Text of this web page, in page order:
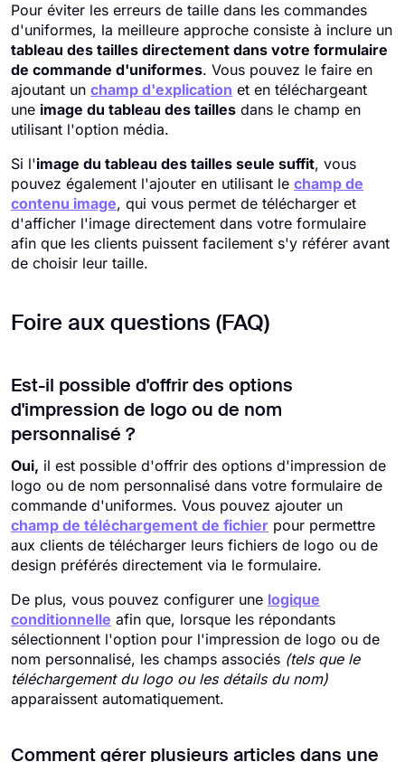
Pour éviter les erreurs de taille dans les commandes
d'uniformes, la meilleure approche consiste à inclure un
tableau des tailles directement dans votre formulaire
de commande d'uniformes. Vous pouvez le faire en
ajoutant un champ d'explication et en téléchargeant
une image du tableau des tailles dans le champ en
utilisant l'option média.
Si l'image du tableau des tailles seule suffit, vous
pouvez également l'ajouter en utilisant le champ de
contenu image, qui vous permet de télécharger et
d'afficher l'image directement dans votre formulaire
afin que les clients puissent facilement s'y référer avant
de choisir leur taille.
Foire aux questions (FAQ)
Est-il possible d'offrir des options
d'impression de logo ou de nom
personnalisé ?
Oui, il est possible d'offrir des options d'impression de
logo ou de nom personnalisé dans votre formulaire de
commande d'uniformes. Vous pouvez ajouter un
champ de téléchargement de fichier pour permettre
aux clients de télécharger leurs fichiers de logo ou de
design préférés directement via le formulaire.
De plus, vous pouvez configurer une logique
conditionnelle afin que, lorsque les répondants
sélectionnent l'option pour l'impression de logo ou de
nom personnalisé, les champs associés (tels que le
téléchargement du logo ou les détails du nom)
apparaissent automatiquement.
Comment gérer plusieurs articles dans une